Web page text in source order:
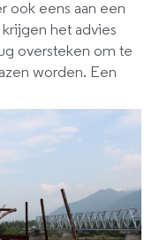
ook eens aan een
het advies
oversteken om te
worden. Een